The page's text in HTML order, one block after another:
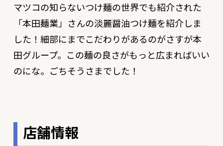
マツコの知らないつけ麺の世界でも紹介された
「本田麺業」さんの淡麗醤油つけ麺を紹介しま
した！細部にまでこだわりがあるのがさすが本
田グループ。この麺の良さがもっと広まればいい
のにな。ごちそうさまでした！
店舗情報